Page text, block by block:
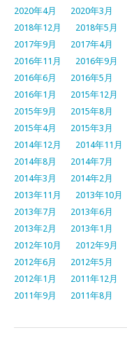
2020年4月
2020年3月
2018年12月
2018年5月
2017年9月
2017年4月
2016年11月
2016年9月
2016年6月
2016年5月
2016年1月
2015年12月
2015年9月
2015年8月
2015年4月
2015年3月
2014年12月
2014年11月
2014年8月
2014年7月
2014年3月
2014年2月
2013年11月
2013年10月
2013年7月
2013年6月
2013年2月
2013年1月
2012年10月
2012年9月
2012年6月
2012年5月
2012年1月
2011年12月
2011年9月
2011年8月